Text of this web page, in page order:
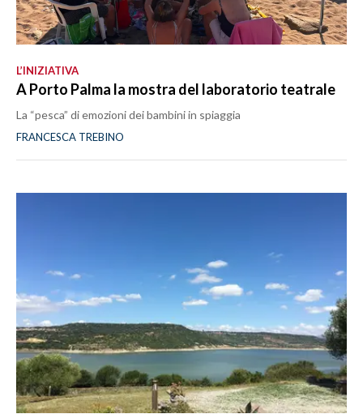
L’INIZIATIVA
A Porto Palma la mostra del laboratorio teatrale
La “pesca” di emozioni dei bambini in spiaggia
FRANCESCA TREBINO